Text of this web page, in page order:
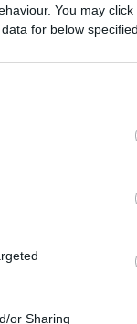
You may
for below
or Sharing
Wi-Fi
η